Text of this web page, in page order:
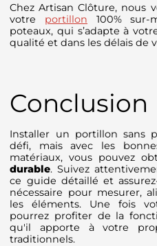
Chez Artisan Clôture, nous
votre portillon 100%
poteaux, qui s’adapte à
qualité et dans les délais de
Conclusion
Installer un portillon sans
défi, mais avec les
matériaux, vous pouvez
durable. Suivez
ce guide détaillé et
nécessaire pour mesurer,
les éléments. Une fois
pourrez profiter de la
qu'il apporte à votre
traditionnels.